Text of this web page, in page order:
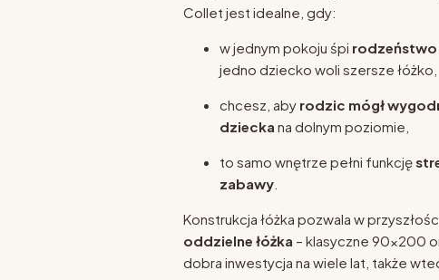
Collet jest idealne, gdy:
w jednym pokoju śpi
jedno dziecko woli szersze łóżko,
chcesz, aby rodzic mógł
dziecka na dolnym poziomie,
to samo wnętrze pełni funkcję
zabawy.
Konstrukcja łóżka pozwala w
oddzielne łóżka – klasyczne 90x200
dobra inwestycja na wiele lat, także